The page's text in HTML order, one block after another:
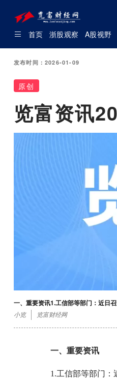
首页 浙股观察 A股视野
发布时间：2026-01-09
原创
览富资讯
一、重要资讯1.工信部等部门：近日
小览 览富财经网
一、重要资讯
1.工信部等部门